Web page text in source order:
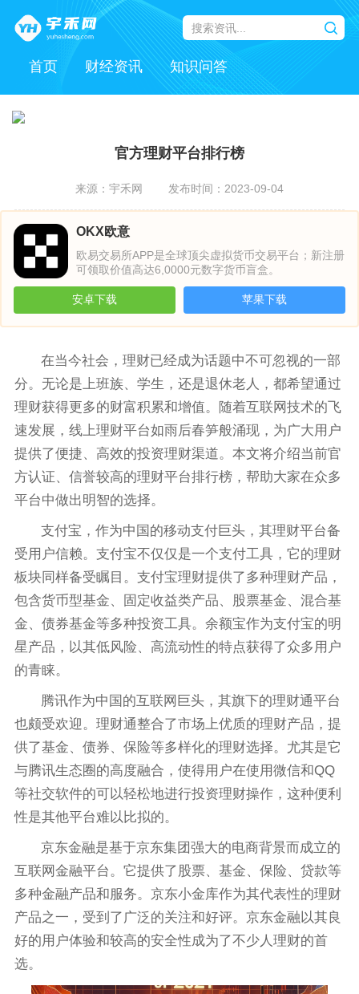
首页 财经资讯 知识问答
官方理财平台排行榜
来源：宇禾网 发布时间：2023-09-04
OKX欧意
欧易交易所APP是全球顶尖虚拟货币交易平台；新注册
可领取价值高达6,0000元数字货币盲盒。
安卓下载 苹果下载
在当今社会，理财已经成为话题中不可忽视的一部
分。无论是上班族、学生，还是退休老人，都希望通过
理财获得更多的财富积累和增值。随着互联网技术的飞
速发展，线上理财平台如雨后春笋般涌现，为广大用户
提供了便捷、高效的投资理财渠道。本文将介绍当前官
方认证、信誉较高的理财平台排行榜，帮助大家在众多
平台中做出明智的选择。
支付宝，作为中国的移动支付巨头，其理财平台备
受用户信赖。支付宝不仅仅是一个支付工具，它的理财
板块同样备受瞩目。支付宝理财提供了多种理财产品，
包含货币型基金、固定收益类产品、股票基金、混合基
金、债券基金等多种投资工具。余额宝作为支付宝的明
星产品，以其低风险、高流动性的特点获得了众多用户
的青睐。
腾讯作为中国的互联网巨头，其旗下的理财通平台
也颇受欢迎。理财通整合了市场上优质的理财产品，提
供了基金、债券、保险等多样化的理财选择。尤其是它
与腾讯生态圈的高度融合，使得用户在使用微信和QQ
等社交软件的可以轻松地进行投资理财操作，这种便利
性是其他平台难以比拟的。
京东金融是基于京东集团强大的电商背景而成立的
互联网金融平台。它提供了股票、基金、保险、贷款等
多种金融产品和服务。京东小金库作为其代表性的理财
产品之一，受到了广泛的关注和好评。京东金融以其良
好的用户体验和较高的安全性成为了不少人理财的首
选。